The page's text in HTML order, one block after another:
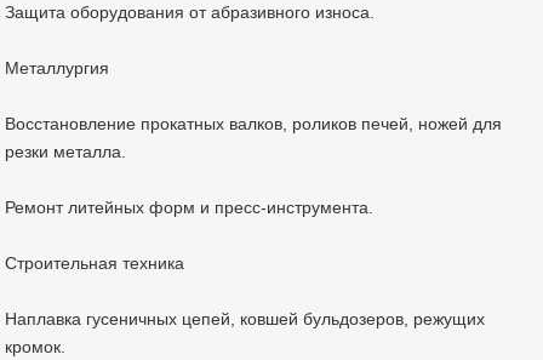
Защита оборудования от абразивного износа.
Металлургия
Восстановление прокатных валков, роликов печей, ножей для
резки металла.
Ремонт литейных форм и пресс-инструмента.
Строительная техника
Наплавка гусеничных цепей, ковшей бульдозеров, режущих
кромок.